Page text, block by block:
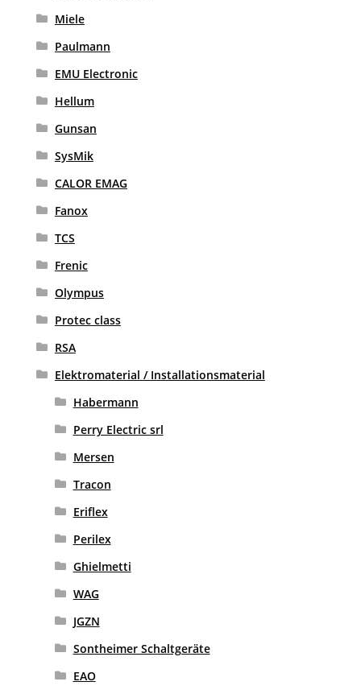
Miele
Paulmann
EMU Electronic
Hellum
Gunsan
SysMik
CALOR EMAG
Fanox
TCS
Frenic
Olympus
Protec class
RSA
Elektromaterial / Installationsmaterial
Habermann
Perry Electric srl
Mersen
Tracon
Eriflex
Perilex
Ghielmetti
WAG
JGZN
Sontheimer Schaltgeräte
EAO